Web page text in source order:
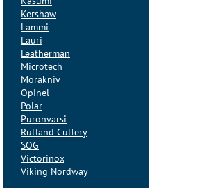
Kershaw
Lammi
Lauri
Leatherman
Microtech
Morakniv
Opinel
Polar
Puronvarsi
Rutland Cutlery
SOG
Victorinox
Viking Nordway